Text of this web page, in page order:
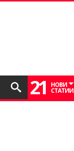
21 НОВИ
СТАТИИ